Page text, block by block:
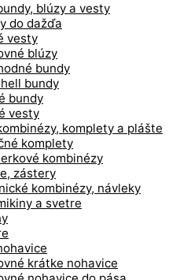
blúzy a vesty
do dažďa
vesty
blúzy
bundy
bundy
bundy
vesty
komplety a plášte
komplety
kombinézy
zástery
kombinézy, návleky
a svetre
krátke nohavice